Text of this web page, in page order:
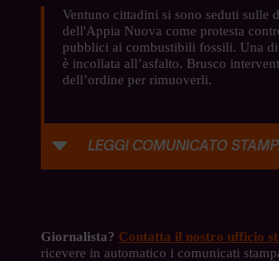
Ventuno cittadini si sono seduti sulle
dell'Appia Nuova come protesta
pubblici ai combustibili fossili. Una
è incollata all’asfalto. Brusco
dell’ordine per rimuoverli.
C LEGGI COMUNICATO
Giornalista? Contatta il nostro ufficio
ricevere in automatico i comunicati